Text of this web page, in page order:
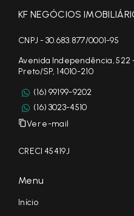
KF NEGÓCIOS
CNPJ - 30.683.877/0001-95
Avenida Independência, 522
Preto/SP, 14010-210
(16) 99199-9202
(16) 3023-4510
Ver e-mail
CRECI 45419J
Menu
Início